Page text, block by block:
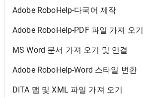
Adobe RoboHelp-다국어 제작
Adobe RoboHelp-PDF 파일 가져 오기
MS Word 문서 가져 오기 및 연결
Adobe RoboHelp-Word 스타일 변환
DITA 맵 및 XML 파일 가져 오기